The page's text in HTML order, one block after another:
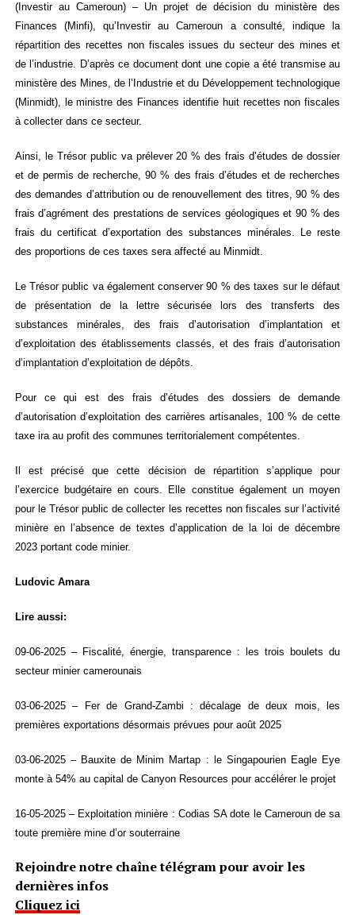
(Investir au Cameroun) – Un projet de décision du ministère des
Finances (Minfi), qu’Investir au Cameroun a consulté, indique la
répartition des recettes non fiscales issues du secteur des mines et
de l’industrie. D’après ce document dont une copie a été transmise au
ministère des Mines, de l’Industrie et du Développement technologique
(Minmidt), le ministre des Finances identifie huit recettes non fiscales
à collecter dans ce secteur.
Ainsi, le Trésor public va prélever 20 % des frais d’études de dossier
et de permis de recherche, 90 % des frais d’études et de recherches
des demandes d’attribution ou de renouvellement des titres, 90 % des
frais d’agrément des prestations de services géologiques et 90 % des
frais du certificat d’exportation des substances minérales. Le reste
des proportions de ces taxes sera affecté au Minmidt.
Le Trésor public va également conserver 90 % des taxes sur le défaut
de présentation de la lettre sécurisée lors des transferts des
substances minérales, des frais d’autorisation d’implantation et
d’exploitation des établissements classés, et des frais d’autorisation
d’implantation d’exploitation de dépôts.
Pour ce qui est des frais d’études des dossiers de demande
d’autorisation d’exploitation des carrières artisanales, 100 % de cette
taxe ira au profit des communes territorialement compétentes.
Il est précisé que cette décision de répartition s’applique pour
l’exercice budgétaire en cours. Elle constitue également un moyen
pour le Trésor public de collecter les recettes non fiscales sur l’activité
minière en l’absence de textes d’application de la loi de décembre
2023 portant code minier.
Ludovic Amara
Lire aussi:
09-06-2025 – Fiscalité, énergie, transparence : les trois boulets du
secteur minier camerounais
03-06-2025 – Fer de Grand-Zambi : décalage de deux mois, les
premières exportations désormais prévues pour août 2025
03-06-2025 – Bauxite de Minim Martap : le Singapourien Eagle Eye
monte à 54% au capital de Canyon Resources pour accélérer le projet
16-05-2025 – Exploitation minière : Codias SA dote le Cameroun de sa
toute première mine d’or souterraine
Rejoindre notre chaîne télégram pour avoir les
dernières infos
Cliquez ici